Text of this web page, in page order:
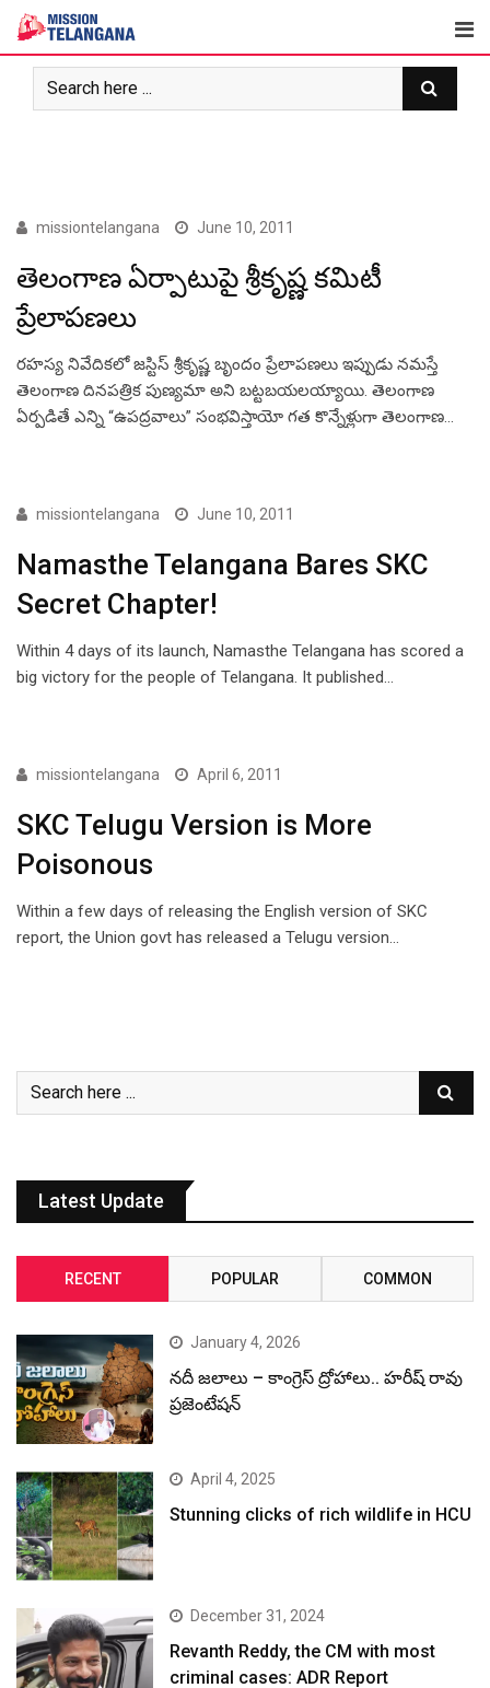
Skip
content
COVER STORY
missiontelangana June 10, 2011
తెలంగాణ ఏర్పాటుపై శ్రీకృష్ణ కమిటీ
ప్రేలాపణలు
రహస్య నివేదికలో జస్టిస్ శ్రీకృష్ణ బృందం ప్రేలాపణలు ఇప్పుడు నమస్తే
తెలంగాణ దినపత్రిక పుణ్యమా అని బట్టబయలయ్యాయి. తెలంగాణ
ఏర్పడితే ఎన్ని “ఉపద్రవాలు” సంభవిస్తాయో గత కొన్నేళ్లుగా తెలంగాణ…
COVER STORY
missiontelangana June 10, 2011
Namasthe Telangana Bares SKC
Secret Chapter!
Within 4 days of its launch, Namasthe Telangana has scored a
big victory for the people of Telangana. It published…
COVER STORY
missiontelangana April 6, 2011
SKC Telugu Version is More
Poisonous
Within a few days of releasing the English version of SKC
report, the Union govt has released a Telugu version…
Latest Update
RECENT POPULAR COMMON
January 4, 2026
నదీ జలాలు – కాంగ్రెస్ ద్రోహాలు.. హరీష్ రావు
ప్రజెంటేషన్
April 4, 2025
Stunning clicks of rich wildlife in HCU
December 31, 2024
Revanth Reddy, the CM with most
criminal cases: ADR Report